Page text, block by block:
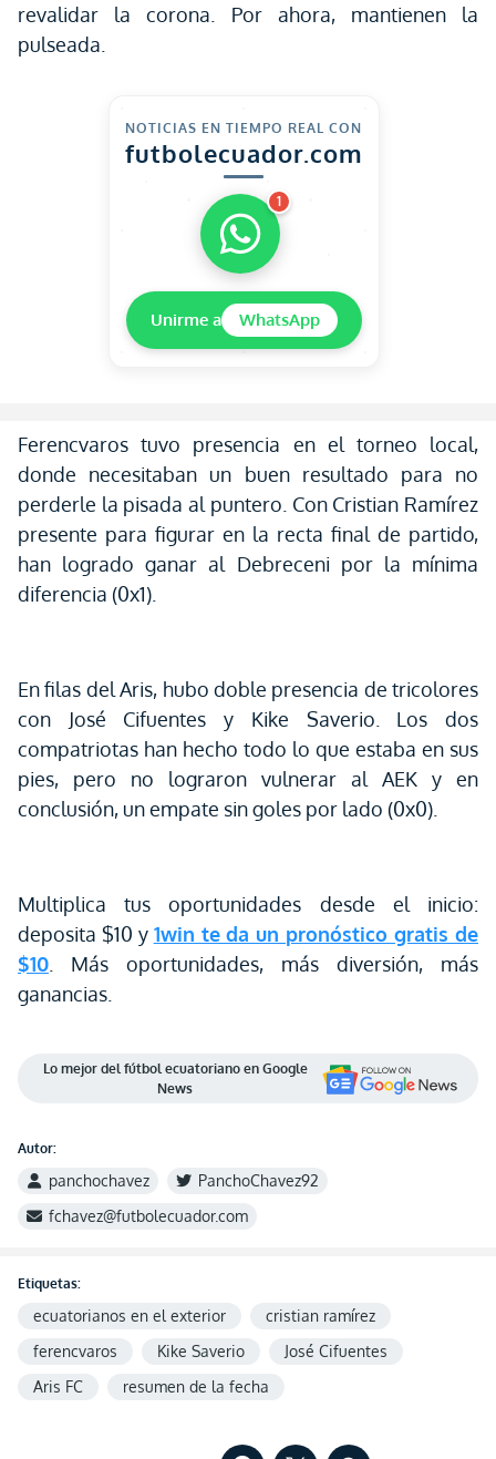
revalidar la corona. Por ahora, mantienen la
pulseada.
NOTICIAS EN TIEMPO REAL CON
futbolecuador.com
1
Unirme a WhatsApp
Ferencvaros tuvo presencia en el torneo local,
donde necesitaban un buen resultado para no
perderle la pisada al puntero. Con Cristian Ramírez
presente para figurar en la recta final de partido,
han logrado ganar al Debreceni por la mínima
diferencia (0x1).
En filas del Aris, hubo doble presencia de tricolores
con José Cifuentes y Kike Saverio. Los dos
compatriotas han hecho todo lo que estaba en sus
pies, pero no lograron vulnerar al AEK y en
conclusión, un empate sin goles por lado (0x0).
Multiplica tus oportunidades desde el inicio:
deposita $10 y 1win te da un pronóstico gratis de
$10 . Más oportunidades, más diversión, más
ganancias.
Lo mejor del fútbol ecuatoriano en Google
News
Autor:
panchochavez
PanchoChavez92
fchavez@futbolecuador.com
Etiquetas:
ecuatorianos en el exterior
cristian ramírez
ferencvaros
Kike Saverio
José Cifuentes
Aris FC
resumen de la fecha